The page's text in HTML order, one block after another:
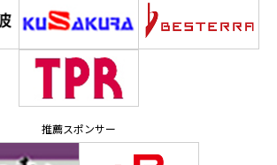
推薦スポンサー